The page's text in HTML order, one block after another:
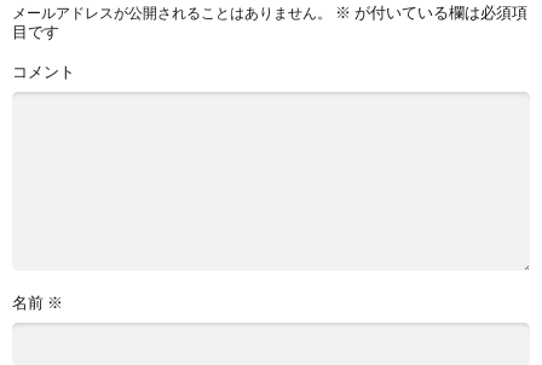
メールアドレスが公開されることはありません。 ※ が付いている欄は必須項
目です
コメント
名前 ※